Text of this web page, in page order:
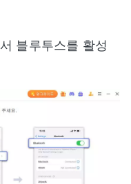
블루투스를 활성